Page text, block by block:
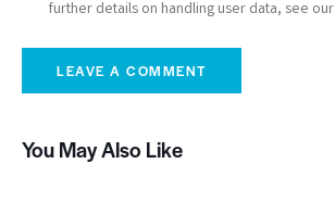
further details on handling user data, see our
You May Also Like